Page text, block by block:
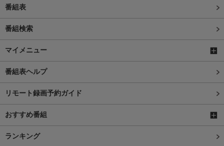
番組表
番組検索
マイメニュー
番組表ヘルプ
リモート録画予約ガイド
おすすめ番組
ランキング